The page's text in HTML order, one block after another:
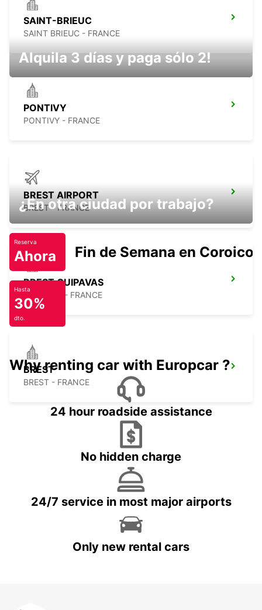
SAINT-BRIEUC
SAINT BRIEUC - FRANCE
PONTIVY
PONTIVY - FRANCE
BREST AIRPORT
BREST - FRANCE
BREST GUIPAVAS
GUIPAVAS - FRANCE
BREST
BREST - FRANCE
Alquila 3 días y paga sólo 2!
¿En otra ciudad por trabajo?
Reserva
Ahora Fin de Semana en Coroico.
Hasta
30%
dto.
Why renting car with Europcar ?
24 hour roadside assistance
No hidden charge
24/7 service in most major airports
Only new rental cars